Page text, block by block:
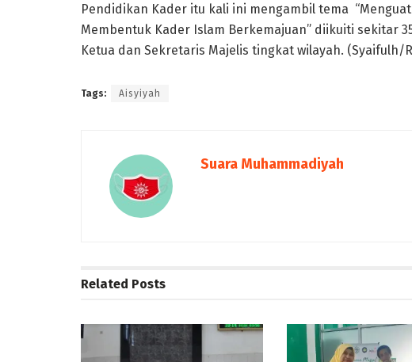
Pendidikan Kader itu kali ini mengambil tema
Membentuk Kader Islam Berkemajuan” diikuiti sekitar
Ketua dan Sekretaris Majelis tingkat wilayah. (Syaifulh/
Tags: Aisyiyah
Suara Muhammadiyah
Related Posts